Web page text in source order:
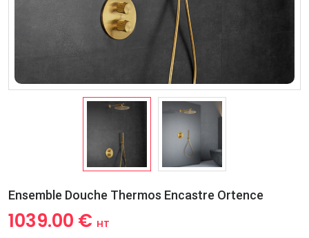
Ensemble Douche Thermos Encastre Ortence
1039.00 € HT